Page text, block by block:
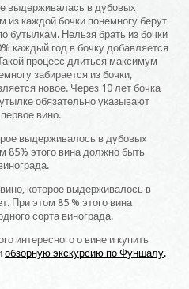
выдерживалась в дубовых
из каждой бочки понемногу берут
бутылкам. Нельзя брать из бочки
каждый год в бочку добавляется
процесс длиться максимум
забирается из бочки,
новое. Через 10 лет бочка
обязательно указывают
вино.
выдерживалось в дубовых
85% этого вина должно быть
которое выдерживалось в
При этом 85 % этого вина
сорта винограда.
интересного о вине и купить
обзорную экскурсию по Фуншалу.